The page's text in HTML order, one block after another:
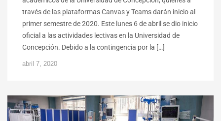
través de las plataformas Canvas y Teams darán inicio al
primer semestre de 2020. Este lunes 6 de abril se dio inicio
oficial a las actividades lectivas en la Universidad de
Concepción. Debido a la contingencia por la […]
abril 7, 2020